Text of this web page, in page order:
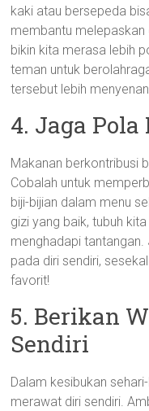
kaki atau bersepeda
membantu
bikin kita merasa lebih
teman untuk
tersebut lebih
4. Jaga
Makanan berkontribusi
Cobalah untuk
biji-bijian dalam menu
gizi yang baik, tubuh
menghadapi tantangan.
pada diri sendiri,
favorit!
5. Berikan
Sendiri
Dalam kesibukan
merawat diri sendiri.